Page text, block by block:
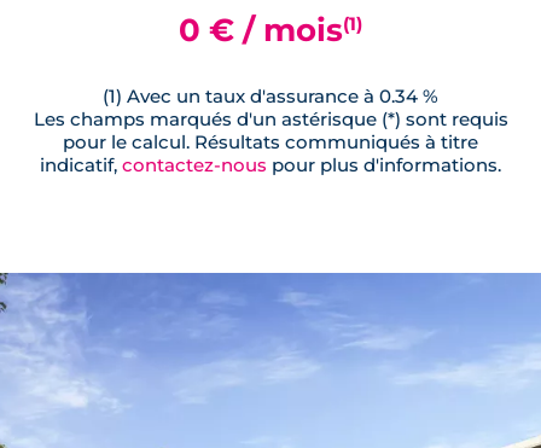
0 € / mois(1)
(1) Avec un taux d'assurance à 0.34 %
Les champs marqués d'un astérisque (*) sont requis
pour le calcul. Résultats communiqués à titre
indicatif, contactez-nous pour plus d'informations.